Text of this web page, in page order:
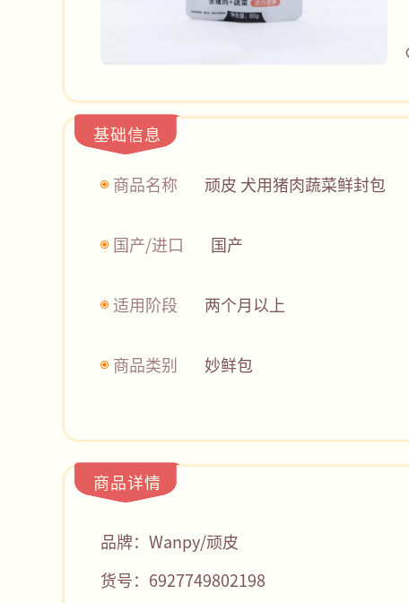
基础信息
商品名称 顽皮 犬用猪肉蔬菜鲜封包
国产/进口 国产
适用阶段 两个月以上
商品类别 妙鲜包
商品详情
品牌：Wanpy/顽皮
货号：6927749802198